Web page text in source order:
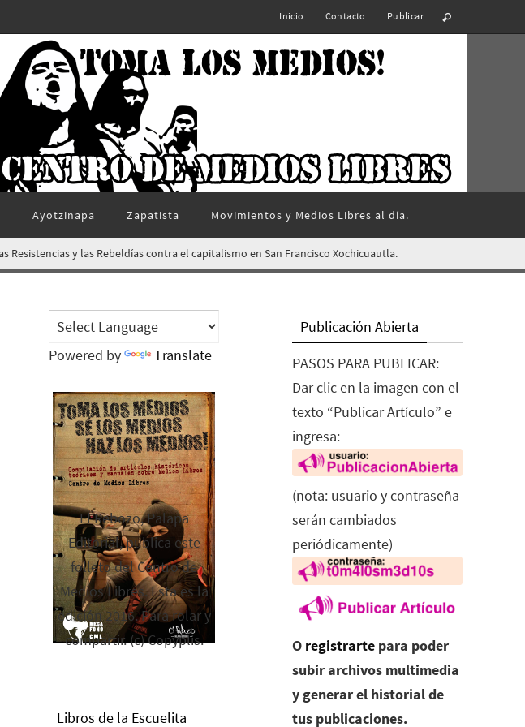
Inicio Contacto Publicar
Ayotzinapa Zapatista Movimientos y Medios Libres al día.
Resistencias y las Rebeldías contra el capitalismo en San Francisco Xochicuautla.
Powered by Translate
El Rebozo, Palapa
Editorial, publica este
folleto del Centro de
Medios Libres. Esta es la
edición 2016. Para rolar y
compartir. (c) Copyplis.
Libros de la Escuelita
Publicación Abierta
PASOS PARA PUBLICAR:
Dar clic en la imagen con el
texto “Publicar Artículo” e
ingresa:
(nota: usuario y contraseña
serán cambiados
periódicamente)
O registrarte para poder
subir archivos multimedia
y generar el historial de
tus publicaciones.